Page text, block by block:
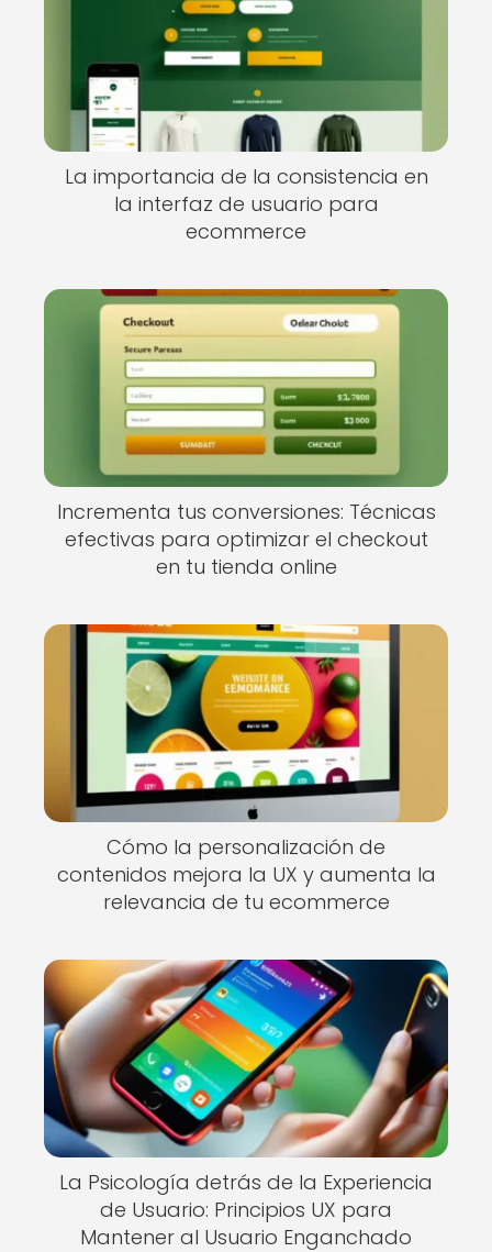
La importancia de la consistencia en
la interfaz de usuario para
ecommerce
Incrementa tus conversiones: Técnicas
efectivas para optimizar el checkout
en tu tienda online
Cómo la personalización de
contenidos mejora la UX y aumenta la
relevancia de tu ecommerce
La Psicología detrás de la Experiencia
de Usuario: Principios UX para
Mantener al Usuario Enganchado